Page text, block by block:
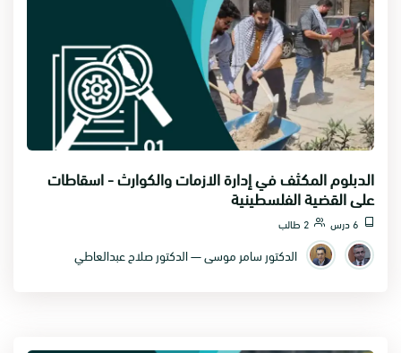
الدبلوم المكثف في إدارة الازمات والكوارث - اسقاطات
على القضية الفلسطينية
6 درس 2 طالب
الدكتور سامر موسى — الدكتور صلاح عبدالعاطي